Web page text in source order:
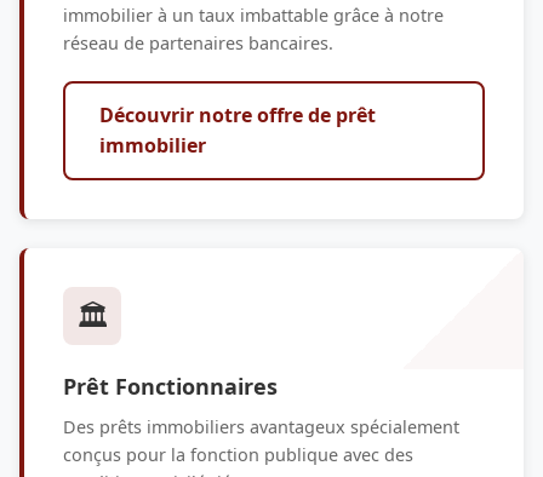
immobilier à un taux imbattable grâce à notre
réseau de partenaires bancaires.
Découvrir notre offre de prêt
immobilier
🏛️
Prêt Fonctionnaires
Des prêts immobiliers avantageux spécialement
conçus pour la fonction publique avec des